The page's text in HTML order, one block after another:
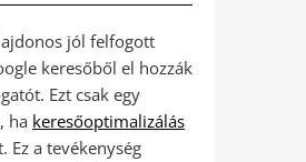
jól felfogott
keresőből el hozzák
Ezt csak egy
ha keresőoptimalizálás
Ez a tevékenység